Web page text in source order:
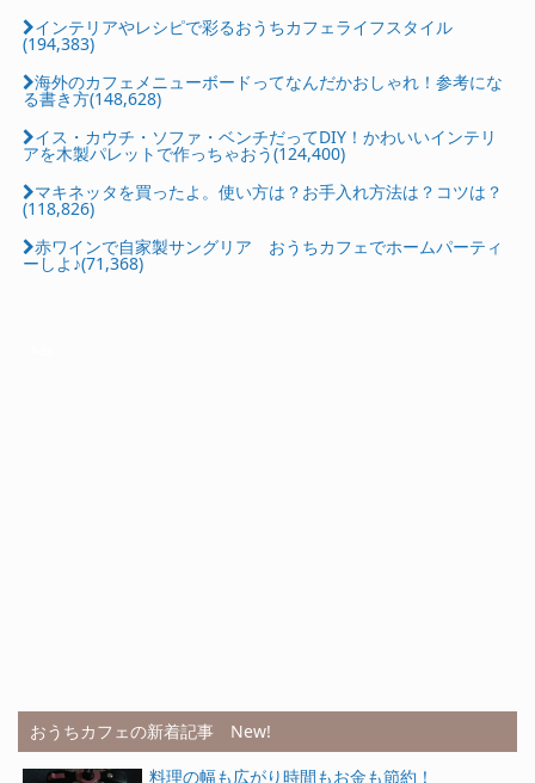
インテリアやレシピで彩るおうちカフェライフスタイル
(194,383)
海外のカフェメニューボードってなんだかおしゃれ！参考にな
る書き方(148,628)
イス・カウチ・ソファ・ベンチだってDIY！かわいいインテリ
アを木製パレットで作っちゃおう(124,400)
マキネッタを買ったよ。使い方は？お手入れ方法は？コツは？
(118,826)
赤ワインで自家製サングリア おうちカフェでホームパーティ
ーしよ♪(71,368)
おうちカフェの新着記事 New!
料理の幅も広がり時間もお金も節約！